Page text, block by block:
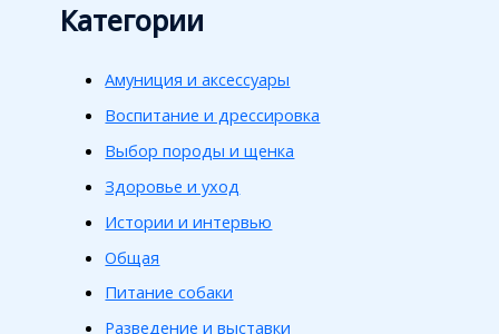
Категории
Амуниция и аксессуары
Воспитание и дрессировка
Выбор породы и щенка
Здоровье и уход
Истории и интервью
Общая
Питание собаки
Разведение и выставки